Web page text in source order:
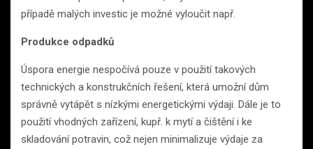
případě malých investic je možné vyloučit např.
Produkce odpadků
Úspora energie nespočívá pouze v použití takových
technických a konstrukčních řešení, která umožní dům
správně vytápět s nízkými energetickými výdaji. Dále je to
použití vhodných zařízení, kupř. k mytí a čištění i ke
skladování potravin, což nejen minimalizuje výdaje za